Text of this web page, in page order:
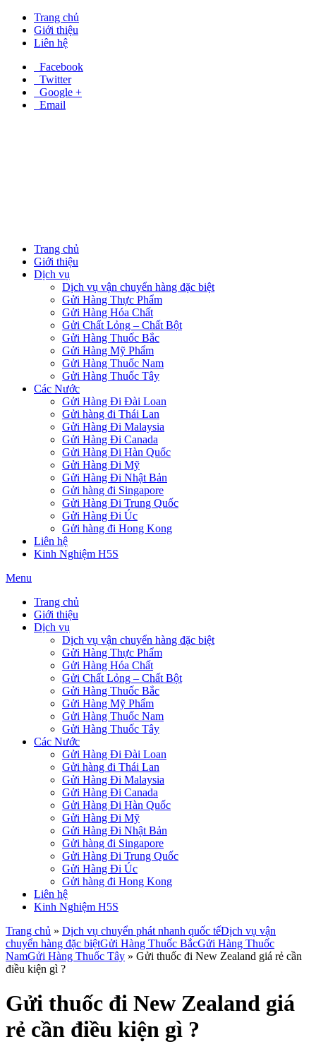
Trang chủ
Giới thiệu
Liên hệ
Facebook
Twitter
Google +
Email
Trang chủ
Giới thiệu
Dịch vụ
Dịch vụ vận chuyển hàng đặc biệt
Gửi Hàng Thực Phẩm
Gửi Hàng Hóa Chất
Gửi Chất Lỏng – Chất Bột
Gửi Hàng Thuốc Bắc
Gửi Hàng Mỹ Phẩm
Gửi Hàng Thuốc Nam
Gửi Hàng Thuốc Tây
Các Nước
Gửi Hàng Đi Đài Loan
Gửi hàng đi Thái Lan
Gửi Hàng Đi Malaysia
Gửi Hàng Đi Canada
Gửi Hàng Đi Hàn Quốc
Gửi Hàng Đi Mỹ
Gửi Hàng Đi Nhật Bản
Gửi hàng đi Singapore
Gửi Hàng Đi Trung Quốc
Gửi Hàng Đi Úc
Gửi hàng đi Hong Kong
Liên hệ
Kinh Nghiệm H5S
Menu
Trang chủ
Giới thiệu
Dịch vụ
Dịch vụ vận chuyển hàng đặc biệt
Gửi Hàng Thực Phẩm
Gửi Hàng Hóa Chất
Gửi Chất Lỏng – Chất Bột
Gửi Hàng Thuốc Bắc
Gửi Hàng Mỹ Phẩm
Gửi Hàng Thuốc Nam
Gửi Hàng Thuốc Tây
Các Nước
Gửi Hàng Đi Đài Loan
Gửi hàng đi Thái Lan
Gửi Hàng Đi Malaysia
Gửi Hàng Đi Canada
Gửi Hàng Đi Hàn Quốc
Gửi Hàng Đi Mỹ
Gửi Hàng Đi Nhật Bản
Gửi hàng đi Singapore
Gửi Hàng Đi Trung Quốc
Gửi Hàng Đi Úc
Gửi hàng đi Hong Kong
Liên hệ
Kinh Nghiệm H5S
Trang chủ » Dịch vụ chuyển phát nhanh quốc tếDịch vụ vận
chuyển hàng đặc biệtGửi Hàng Thuốc BắcGửi Hàng Thuốc
NamGửi Hàng Thuốc Tây » Gửi thuốc đi New Zealand giá rẻ cần
điều kiện gì ?
Gửi thuốc đi New Zealand giá
rẻ cần điều kiện gì ?